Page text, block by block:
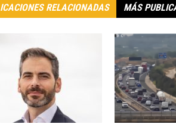
RELACIONADAS MÁS